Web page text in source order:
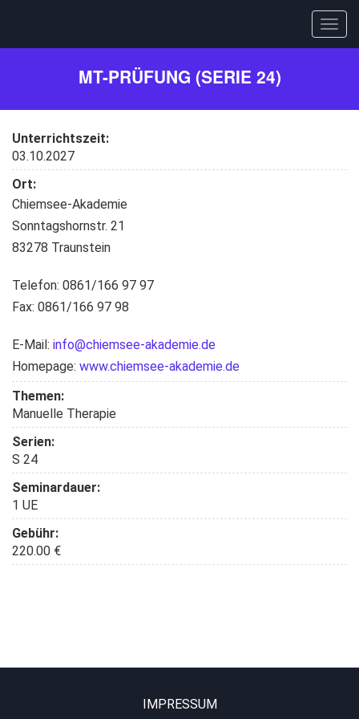
MT-PRÜFUNG (SERIE 24)
Unterrichtszeit:
03.10.2027
Ort:
Chiemsee-Akademie
Sonntagshornstr. 21
83278 Traunstein
Telefon: 0861/166 97 97
Fax: 0861/166 97 98
E-Mail: info@chiemsee-akademie.de
Homepage: www.chiemsee-akademie.de
Themen:
Manuelle Therapie
Serien:
S 24
Seminardauer:
1 UE
Gebühr:
220.00 €
IMPRESSUM